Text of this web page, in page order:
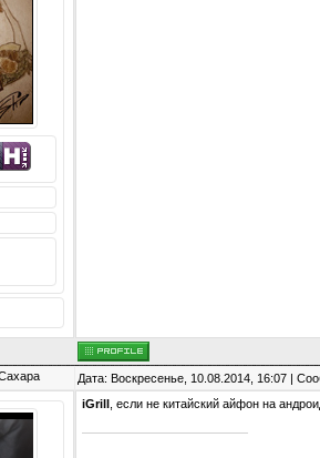
Дата: Воскресенье, 10.08.2014, 16:07 |
iGrill , если не китайский айфон на